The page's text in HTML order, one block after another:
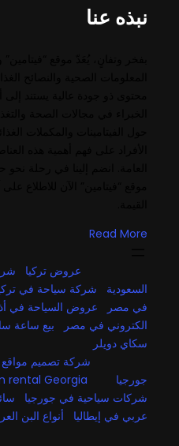
نبذه عنا
Read More
عروض تركيا
شركة
السعودية شركة سياحة في تركيا
في مصر
عروض السياحة في
الكتروني في مصر
بيع ساعة
سكاي دويلر
شركة تصميم مواقع
جورجيا
rental Georgia
شركات سياحية في جورجيا سائق
عربي في إيطاليا أنواع البن العربي